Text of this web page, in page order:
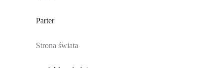
Parter
Strona świata